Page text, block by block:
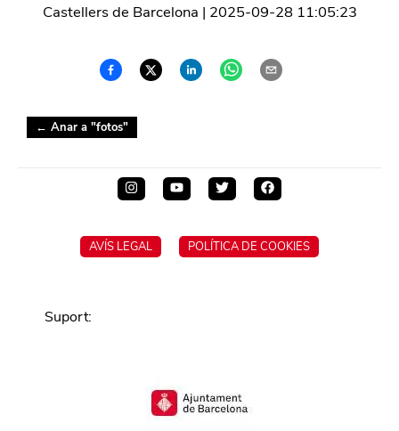
Castellers de Barcelona | 2025-09-28 11:05:23
← Anar a "fotos"
AVÍS LEGAL POLÍTICA DE COOKIES
Suport: